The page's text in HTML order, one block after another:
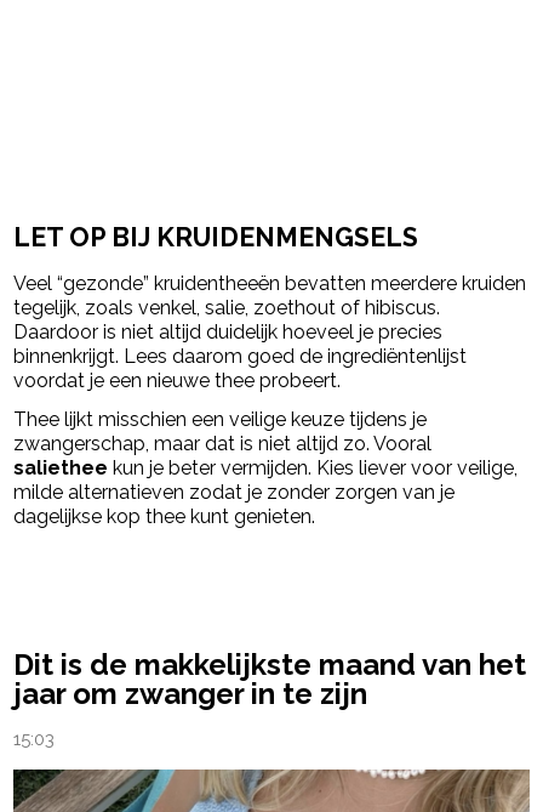
LET OP BIJ KRUIDENMENGSELS
Veel “gezonde” kruidentheeën bevatten meerdere kruiden
tegelijk, zoals venkel, salie, zoethout of hibiscus.
Daardoor is niet altijd duidelijk hoeveel je precies
binnenkrijgt. Lees daarom goed de ingrediëntenlijst
voordat je een nieuwe thee probeert.
Thee lijkt misschien een veilige keuze tijdens je
zwangerschap, maar dat is niet altijd zo. Vooral
saliethee kun je beter vermijden. Kies liever voor veilige,
milde alternatieven zodat je zonder zorgen van je
dagelijkse kop thee kunt genieten.
Dit is de makkelijkste maand van het
jaar om zwanger in te zijn
15:03